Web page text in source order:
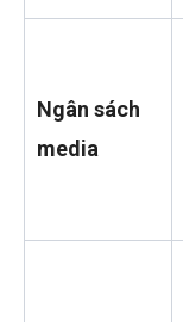
Ngân sách
media